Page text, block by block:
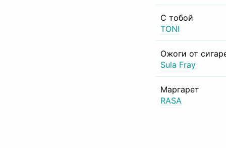
С тобой
TONI
Ожоги от
Sula Fray
Маргарет
RASA